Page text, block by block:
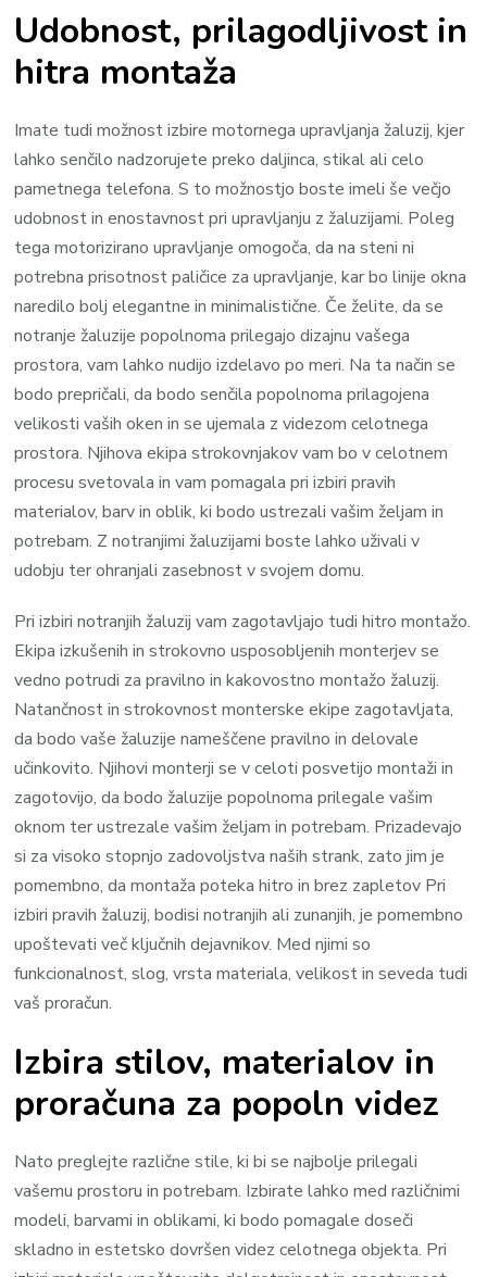
Udobnost, prilagodljivost in
hitra montaža
Imate tudi možnost izbire motornega upravljanja žaluzij, kjer
lahko senčilo nadzorujete preko daljinca, stikal ali celo
pametnega telefona. S to možnostjo boste imeli še večjo
udobnost in enostavnost pri upravljanju z žaluzijami. Poleg
tega motorizirano upravljanje omogoča, da na steni ni
potrebna prisotnost paličice za upravljanje, kar bo linije okna
naredilo bolj elegantne in minimalistične. Če želite, da se
notranje žaluzije popolnoma prilegajo dizajnu vašega
prostora, vam lahko nudijo izdelavo po meri. Na ta način se
bodo prepričali, da bodo senčila popolnoma prilagojena
velikosti vaših oken in se ujemala z videzom celotnega
prostora. Njihova ekipa strokovnjakov vam bo v celotnem
procesu svetovala in vam pomagala pri izbiri pravih
materialov, barv in oblik, ki bodo ustrezali vašim željam in
potrebam. Z notranjimi žaluzijami boste lahko uživali v
udobju ter ohranjali zasebnost v svojem domu.
Pri izbiri notranjih žaluzij vam zagotavljajo tudi hitro montažo.
Ekipa izkušenih in strokovno usposobljenih monterjev se
vedno potrudi za pravilno in kakovostno montažo žaluzij.
Natančnost in strokovnost monterske ekipe zagotavljata,
da bodo vaše žaluzije nameščene pravilno in delovale
učinkovito. Njihovi monterji se v celoti posvetijo montaži in
zagotovijo, da bodo žaluzije popolnoma prilegale vašim
oknom ter ustrezale vašim željam in potrebam. Prizadevajo
si za visoko stopnjo zadovoljstva naših strank, zato jim je
pomembno, da montaža poteka hitro in brez zapletov Pri
izbiri pravih žaluzij, bodisi notranjih ali zunanjih, je pomembno
upoštevati več ključnih dejavnikov. Med njimi so
funkcionalnost, slog, vrsta materiala, velikost in seveda tudi
vaš proračun.
Izbira stilov, materialov in
proračuna za popoln videz
Nato preglejte različne stile, ki bi se najbolje prilegali
vašemu prostoru in potrebam. Izbirate lahko med različnimi
modeli, barvami in oblikami, ki bodo pomagale doseči
skladno in estetsko dovršen videz celotnega objekta. Pri